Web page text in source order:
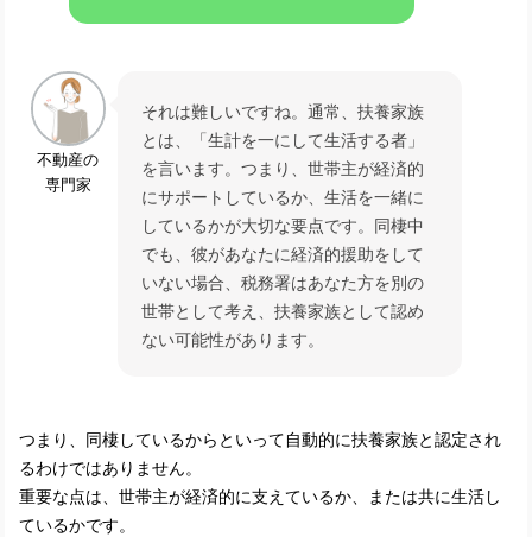
不動産の
専門家
それは難しいですね。通常、扶養家族
とは、「生計を一にして生活する者」
を言います。つまり、世帯主が経済的
にサポートしているか、生活を一緒に
しているかが大切な要点です。同棲中
でも、彼があなたに経済的援助をして
いない場合、税務署はあなた方を別の
世帯として考え、扶養家族として認め
ない可能性があります。
つまり、同棲しているからといって自動的に扶養家族と認定され
るわけではありません。
重要な点は、世帯主が経済的に支えているか、または共に生活し
ているかです。